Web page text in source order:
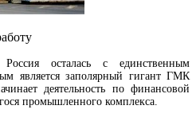
осталась с единственным
является заполярный гигант ГМК
деятельность по финансовой
промышленного комплекса.